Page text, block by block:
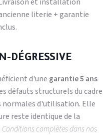
literie + garantie
DÉGRESSIVE
d'une garantie 5 ans
défauts structurels du cadre
normales d'utilisation. Elle
reste identique de la
Conditions complètes dans nos